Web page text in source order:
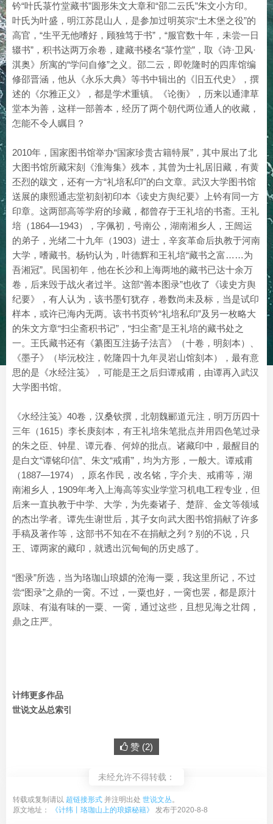
钤“叶氏菉竹堂藏书”圆形朱文大章和“邵二云氏”朱文小方印。
叶氏为叶盛，明江苏昆山人，是参加过明英宗“土木堡之役”的
高官，“生平无他嗜好，顾独笃于书”，“服官数十年，未尝一日
辍书”，积书达两万余卷，建藏书楼名“菉竹堂”，取《诗·卫风·
淇奥》所寓的“学问自修”之义。邵二云，即乾隆时的四库馆编
修邵晋涵，他从《永乐大典》等书中辑出的《旧五代史》，撰
述的《尔雅正义》，都是学术重镇。《论衡》，历来以通津草
堂本为善，这样一部善本，经历了两个朝代两位通人的收藏，
怎能不令人瞩目？
2010年，国家图书馆举办“国家珍贵古籍特展”，其中展出了北
大图书馆所藏宋刻《淮海集》残本，其曾为士礼居旧藏，有黄
丕烈的跋文，还有一方“礼培私印”的白文章。武汉大学图书馆
送展的康熙通志堂初刻初印本《读史方舆纪要》上钤有同一方
印章。这两部高等学府的珍藏，都曾存于王礼培的书斋。王礼
培（1864—1943），字佩初，号南公，湖南湘乡人，王闿运
的弟子，光绪二十九年（1903）进士，辛亥革命后执教于河南
大学，嗜藏书。杨钧认为，叶德辉和王礼培“藏书之富……为
吾湘冠”。民国初年，他在长沙和上海两地的藏书已达十余万
卷，后来毁于战火者过半。这部“善本图录”也收了《读史方舆
纪要》，有人认为，该书墨钉犹存，卷数尚未及标，当是试印
样本，或许已海内无两。该书书页钤“礼培私印”及另一枚略大
的朱文方章“扫尘斋积书记”，“扫尘斋”是王礼培的藏书处之
一。王氏藏书还有《纂图互注扬子法言》（十卷，明刻本）、
《墨子》（毕沅校注，乾隆四十九年灵岩山馆刻本），最有意
思的是《水经注笺》，可能是王之后归谭戒甫，由谭再入武汉
大学图书馆。
《水经注笺》40卷，汉桑钦撰，北朝魏郦道元注，明万历四十
三年（1615）李长庚刻本，有王礼培朱笔批点并用四色笔过录
的朱之臣、钟星、谭元春、何焯的批点。诸藏印中，最醒目的
是白文“谭铭印信”、朱文“戒甫”，均为方形，一般大。谭戒甫
（1887—1974），原名作民，改名铭，字介夫、戒甫等，湖
南湘乡人，1909年考入上海高等实业学堂习机电工程专业，但
后来一直执教于中学、大学，为先秦诸子、楚辞、金文等领域
的杰出学者。谭先生谢世后，其子女向武大图书馆捐献了许多
手稿及著作等，这部书不知在不在捐献之列？别的不说，只
王、谭两家的藏印，就透出沉甸甸的历史感了。
“图录”所选，当为珞珈山琅嬛的沧海一粟，我这里所记，不过
尝“图录”之鼎的一脔。不过，一粟也好，一脔也罢，都是原汁
原味、有滋有味的一粟、一脔，通过这些，且想见海之壮阔，
鼎之庄严。
计纬更多作品
世说文丛总索引
赞 (2)
未经允许不得转载：
转载或复制请以 超链接形式 并注明出处 世说文丛。
原文地址：
《计纬丨珞珈山上的琅嬛秘籍》 发布于2020-8-8